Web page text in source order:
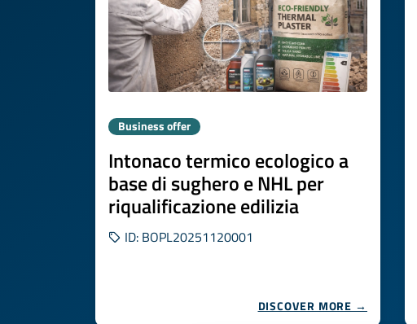
Business offer
Intonaco termico ecologico a
base di sughero e NHL per
riqualificazione edilizia
ID: BOPL20251120001
DISCOVER MORE →